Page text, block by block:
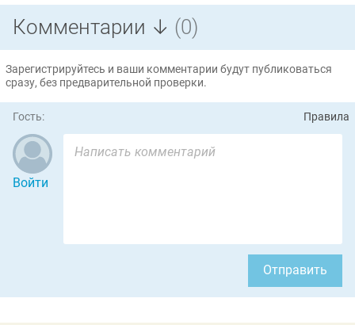
Комментарии ↓ (0)
Зарегистрируйтесь и ваши комментарии будут публиковаться
сразу, без предварительной проверки.
Гость: Правила
Войти
Отправить